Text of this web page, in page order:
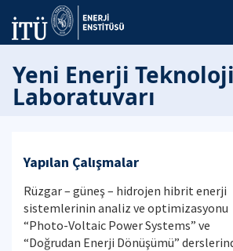
Yeni Enerji
Laboratuvarı
Yapılan Çalışmalar
Rüzgar – güneş – hidrojen hibrit enerji
sistemlerinin analiz ve optimizasyonu
“Photo-Voltaic Power Systems” ve
“Doğrudan Enerji Dönüşümü”